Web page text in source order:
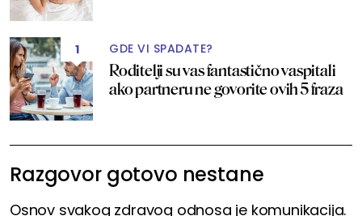
1 GDE VI SPADATE?
Roditelji su vas fantastično vaspitali
ako partneru ne govorite ovih 5 fraza
Razgovor gotovo nestane
Osnov svakog zdravog odnosa je komunikacija.